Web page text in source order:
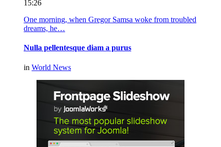
15:26
One morning, when Gregor Samsa woke from troubled
dreams, he…
Nulla pellentesque diam a purus
in World News